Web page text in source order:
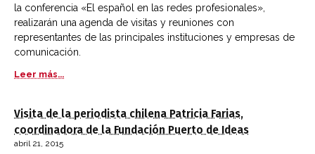
la conferencia «El español en las redes profesionales»,
realizarán una agenda de visitas y reuniones con
representantes de las principales instituciones y empresas de
comunicación.
Leer más...
Visita de la periodista chilena Patricia Farias,
coordinadora de la Fundación Puerto de Ideas
abril 21, 2015